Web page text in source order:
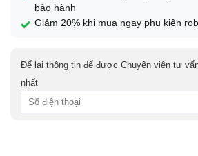
bảo hành
Giảm 20% khi mua ngay phụ kiện
Để lại thông tin để được Chuyên viên tư
nhất